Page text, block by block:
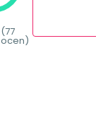
(77
ocen)